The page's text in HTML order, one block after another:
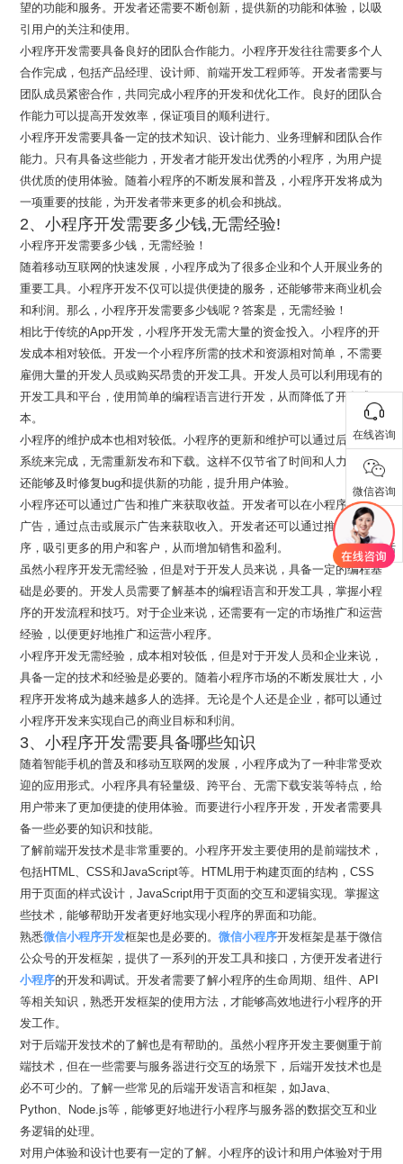
望的功能和服务。开发者还需要不断创新，提供新的功能和体验，以吸
引用户的关注和使用。
小程序开发需要具备良好的团队合作能力。小程序开发往往需要多个人
合作完成，包括产品经理、设计师、前端开发工程师等。开发者需要与
团队成员紧密合作，共同完成小程序的开发和优化工作。良好的团队合
作能力可以提高开发效率，保证项目的顺利进行。
小程序开发需要具备一定的技术知识、设计能力、业务理解和团队合作
能力。只有具备这些能力，开发者才能开发出优秀的小程序，为用户提
供优质的使用体验。随着小程序的不断发展和普及，小程序开发将成为
一项重要的技能，为开发者带来更多的机会和挑战。
2、小程序开发需要多少钱,无需经验!
小程序开发需要多少钱，无需经验！
随着移动互联网的快速发展，小程序成为了很多企业和个人开展业务的
重要工具。小程序开发不仅可以提供便捷的服务，还能够带来商业机会
和利润。那么，小程序开发需要多少钱呢？答案是，无需经验！
相比于传统的App开发，小程序开发无需大量的资金投入。小程序的开
发成本相对较低。开发一个小程序所需的技术和资源相对简单，不需要
雇佣大量的开发人员或购买昂贵的开发工具。开发人员可以利用现有的
开发工具和平台，使用简单的编程语言进行开发，从而降低了开发成
本。
小程序的维护成本也相对较低。小程序的更新和维护可以通过后台管理
系统来完成，无需重新发布和下载。这样不仅节省了时间和人力成本，
还能够及时修复bug和提供新的功能，提升用户体验。
小程序还可以通过广告和推广来获取收益。开发者可以在小程序中加入
广告，通过点击或展示广告来获取收入。开发者还可以通过推广小程
序，吸引更多的用户和客户，从而增加销售和盈利。
虽然小程序开发无需经验，但是对于开发人员来说，具备一定的编程基
础是必要的。开发人员需要了解基本的编程语言和开发工具，掌握小程
序的开发流程和技巧。对于企业来说，还需要有一定的市场推广和运营
经验，以便更好地推广和运营小程序。
小程序开发无需经验，成本相对较低，但是对于开发人员和企业来说，
具备一定的技术和经验是必要的。随着小程序市场的不断发展壮大，小
程序开发将成为越来越多人的选择。无论是个人还是企业，都可以通过
小程序开发来实现自己的商业目标和利润。
3、小程序开发需要具备哪些知识
随着智能手机的普及和移动互联网的发展，小程序成为了一种非常受欢
迎的应用形式。小程序具有轻量级、跨平台、无需下载安装等特点，给
用户带来了更加便捷的使用体验。而要进行小程序开发，开发者需要具
备一些必要的知识和技能。
了解前端开发技术是非常重要的。小程序开发主要使用的是前端技术，
包括HTML、CSS和JavaScript等。HTML用于构建页面的结构，CSS
用于页面的样式设计，JavaScript用于页面的交互和逻辑实现。掌握这
些技术，能够帮助开发者更好地实现小程序的界面和功能。
熟悉微信小程序开发框架也是必要的。微信小程序开发框架是基于微信
公众号的开发框架，提供了一系列的开发工具和接口，方便开发者进行
小程序的开发和调试。开发者需要了解小程序的生命周期、组件、API
等相关知识，熟悉开发框架的使用方法，才能够高效地进行小程序的开
发工作。
对于后端开发技术的了解也是有帮助的。虽然小程序开发主要侧重于前
端技术，但在一些需要与服务器进行交互的场景下，后端开发技术也是
必不可少的。了解一些常见的后端开发语言和框架，如Java、
Python、Node.js等，能够更好地进行小程序与服务器的数据交互和业
务逻辑的处理。
对用户体验和设计也要有一定的了解。小程序的设计和用户体验对于用
在线咨询
微信咨询
联系电话